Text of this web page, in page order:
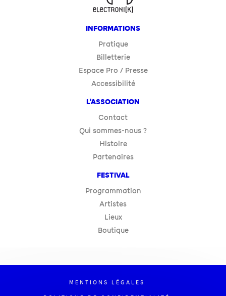
INFORMATIONS
Pratique
Billetterie
Espace Pro / Presse
Accessibilité
L'ASSOCIATION
Contact
Qui sommes-nous ?
Histoire
Partenaires
FESTIVAL
Programmation
Artistes
Lieux
Boutique
MENTIONS LÉGALES